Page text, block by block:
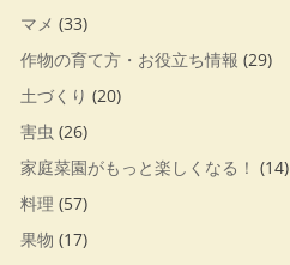
マメ (33)
作物の育て方・お役立ち情報 (29)
土づくり (20)
害虫 (26)
家庭菜園がもっと楽しくなる！ (14)
料理 (57)
果物 (17)